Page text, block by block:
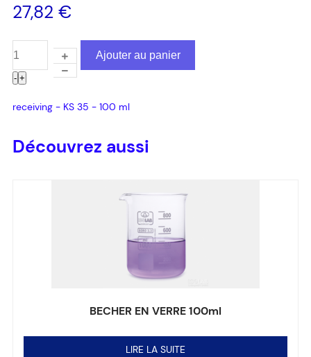
27,82 €
- +
Ajouter au panier
receiving - KS 35 - 100 ml
Découvrez aussi
BECHER EN VERRE 100ml
LIRE LA SUITE